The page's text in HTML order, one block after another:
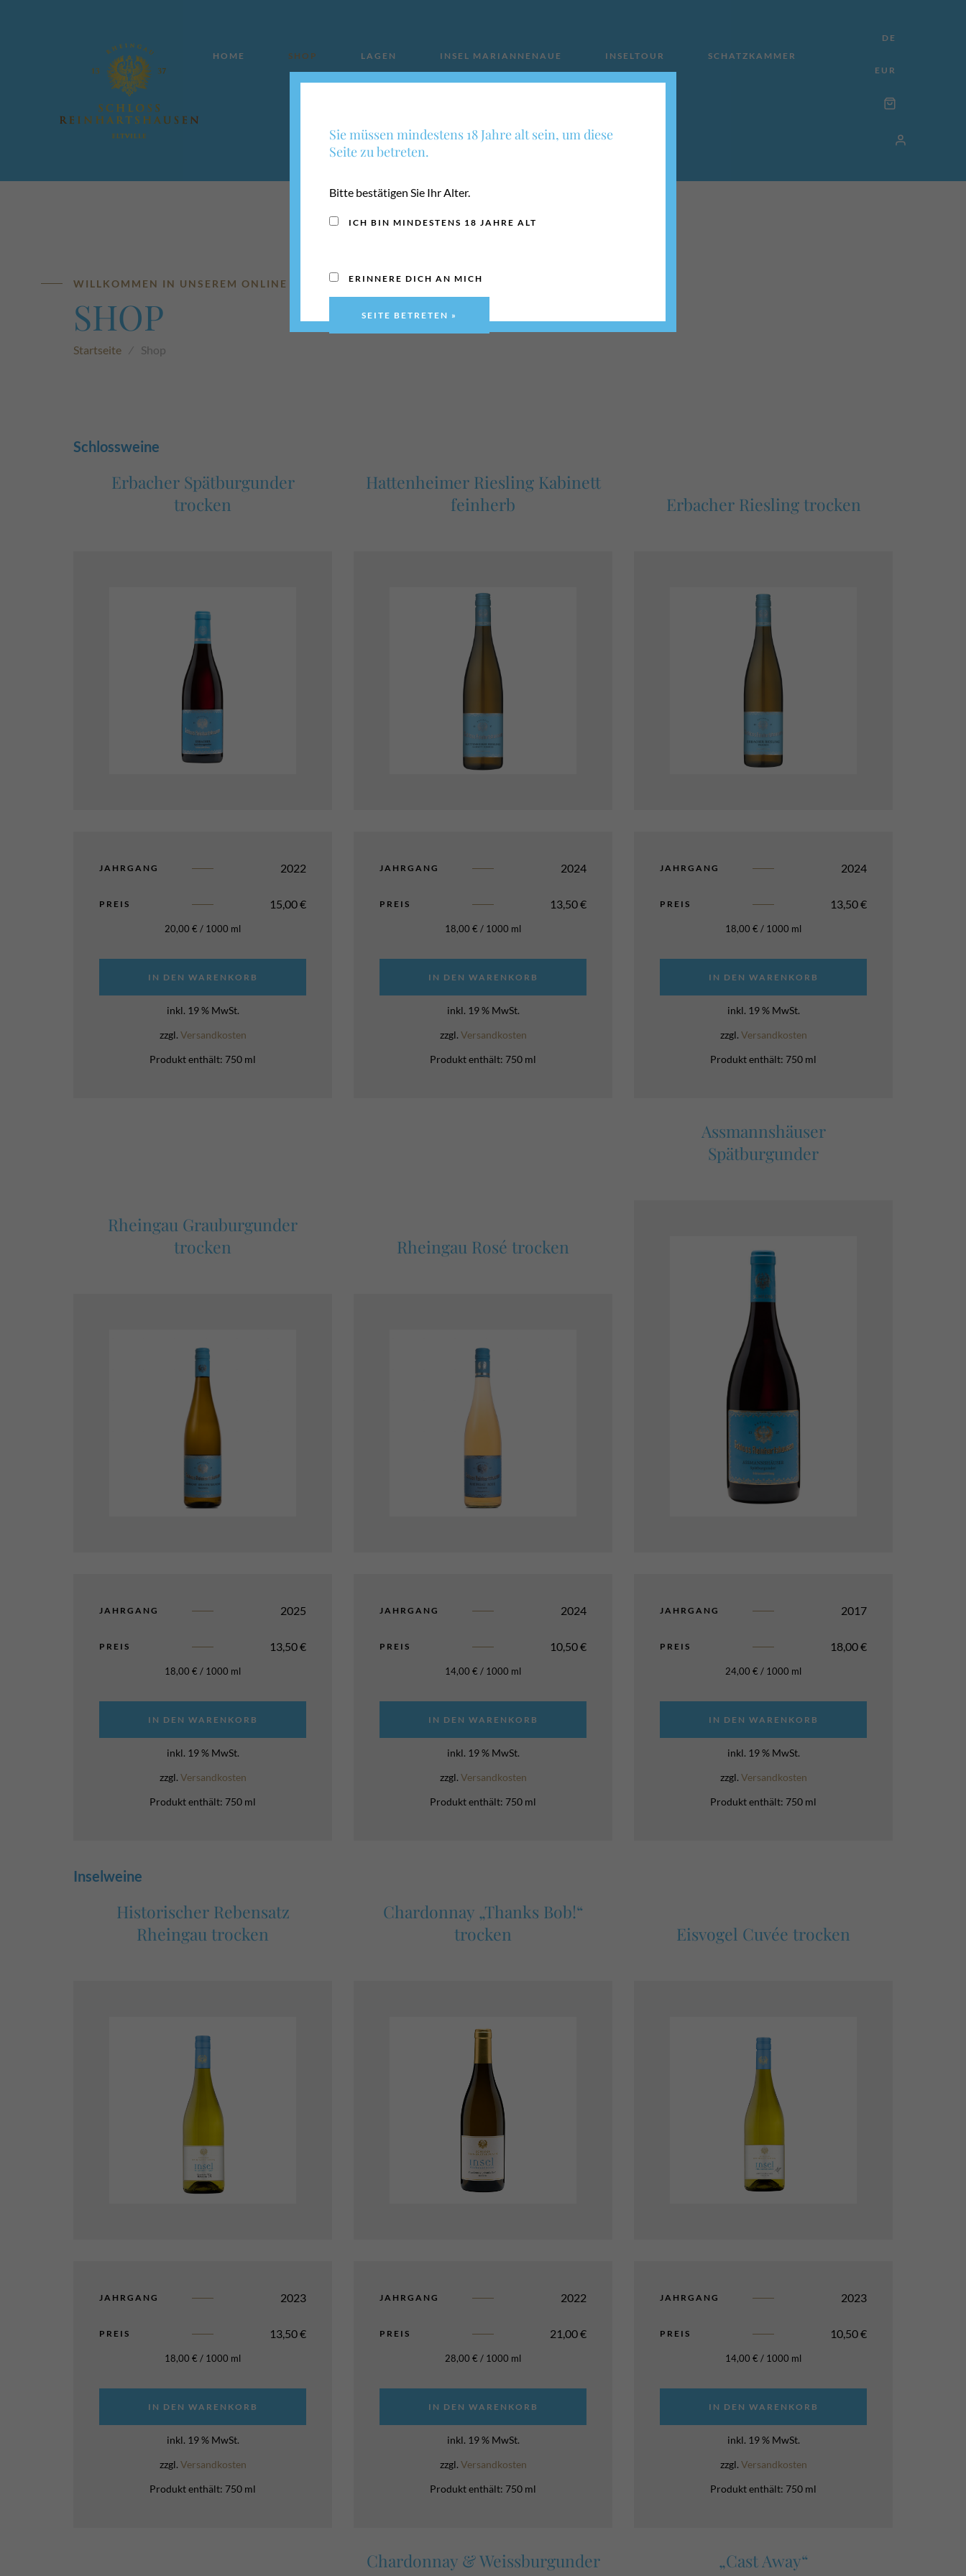
HOME SHOP LAGEN INSEL MARIANNENAUE INSELTOUR SCHATZKAMMER
DE
EUR
WILLKOMMEN IN UNSEREM ONLINE SHOP
SHOP
Startseite ⁄ Shop
Schlossweine
Erbacher Spätburgunder
trocken
JAHRGANG 2022
PREIS 15,00€
20,00 € / 1000 ml
IN DEN WARENKORB
inkl. 19 % MwSt.
zzgl. Versandkosten
Produkt enthält: 750 ml
Hattenheimer Riesling Kabinett
feinherb
JAHRGANG 2024
PREIS 13,50€
18,00 € / 1000 ml
IN DEN WARENKORB
inkl. 19 % MwSt.
zzgl. Versandkosten
Produkt enthält: 750 ml
Erbacher Riesling trocken
JAHRGANG 2024
PREIS 13,50€
18,00 € / 1000 ml
IN DEN WARENKORB
inkl. 19 % MwSt.
zzgl. Versandkosten
Produkt enthält: 750 ml
Rheingau Grauburgunder
trocken
JAHRGANG 2025
PREIS 13,50€
18,00 € / 1000 ml
IN DEN WARENKORB
inkl. 19 % MwSt.
zzgl. Versandkosten
Produkt enthält: 750 ml
Rheingau Rosé trocken
JAHRGANG 2024
PREIS 10,50€
14,00 € / 1000 ml
IN DEN WARENKORB
inkl. 19 % MwSt.
zzgl. Versandkosten
Produkt enthält: 750 ml
Assmannshäuser
Spätburgunder
JAHRGANG 2017
PREIS 18,00€
24,00 € / 1000 ml
IN DEN WARENKORB
inkl. 19 % MwSt.
zzgl. Versandkosten
Produkt enthält: 750 ml
Inselweine
Historischer Rebensatz
Rheingau trocken
JAHRGANG 2023
PREIS 13,50€
18,00 € / 1000 ml
IN DEN WARENKORB
inkl. 19 % MwSt.
zzgl. Versandkosten
Produkt enthält: 750 ml
Chardonnay „Thanks Bob!“
trocken
JAHRGANG 2022
PREIS 21,00€
28,00 € / 1000 ml
IN DEN WARENKORB
inkl. 19 % MwSt.
zzgl. Versandkosten
Produkt enthält: 750 ml
Eisvogel Cuvée trocken
JAHRGANG 2023
PREIS 10,50€
14,00 € / 1000 ml
IN DEN WARENKORB
inkl. 19 % MwSt.
zzgl. Versandkosten
Produkt enthält: 750 ml
Chardonnay & Weissburgunder
„Cast Away“
Sie müssen mindestens 18 Jahre alt sein, um diese
Seite zu betreten.
Bitte bestätigen Sie Ihr Alter.
ICH BIN MINDESTENS 18 JAHRE ALT
ERINNERE DICH AN MICH